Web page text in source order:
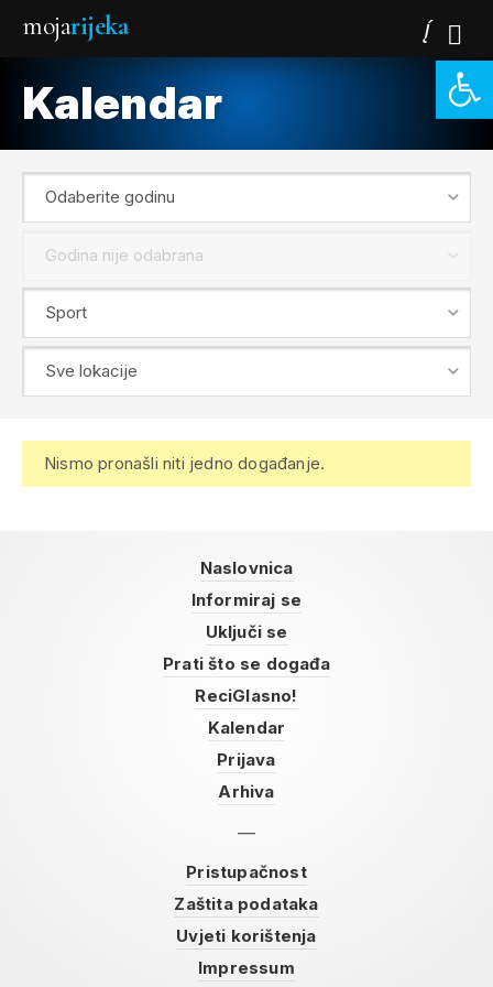
mojarijeka
Kalendar
Nismo pronašli niti jedno događanje.
Naslovnica
Informiraj se
Uključi se
Prati što se događa
ReciGlasno!
Kalendar
Prijava
Arhiva
Pristupačnost
Zaštita podataka
Uvjeti korištenja
Impressum